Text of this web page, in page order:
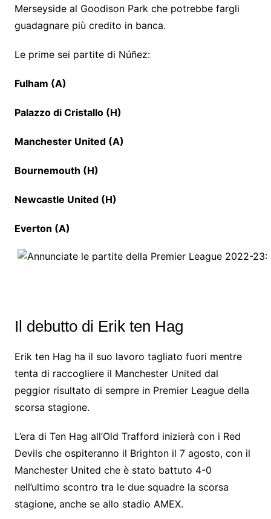
Merseyside al Goodison Park che potrebbe fargli
guadagnare più credito in banca.
Le prime sei partite di Núñez:
Fulham (A)
Palazzo di Cristallo (H)
Manchester United (A)
Bournemouth (H)
Newcastle United (H)
Everton (A)
Il debutto di Erik ten Hag
Erik ten Hag ha il suo lavoro tagliato fuori mentre
tenta di raccogliere il Manchester United dal
peggior risultato di sempre in Premier League della
scorsa stagione.
L’era di Ten Hag all’Old Trafford inizierà con i Red
Devils che ospiteranno il Brighton il 7 agosto, con il
Manchester United che è stato battuto 4-0
nell’ultimo scontro tra le due squadre la scorsa
stagione, anche se allo stadio AMEX.